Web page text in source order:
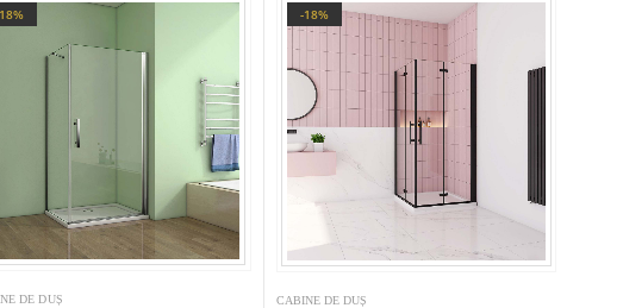
DE DUȘ
-18%
CABINE DE DUȘ